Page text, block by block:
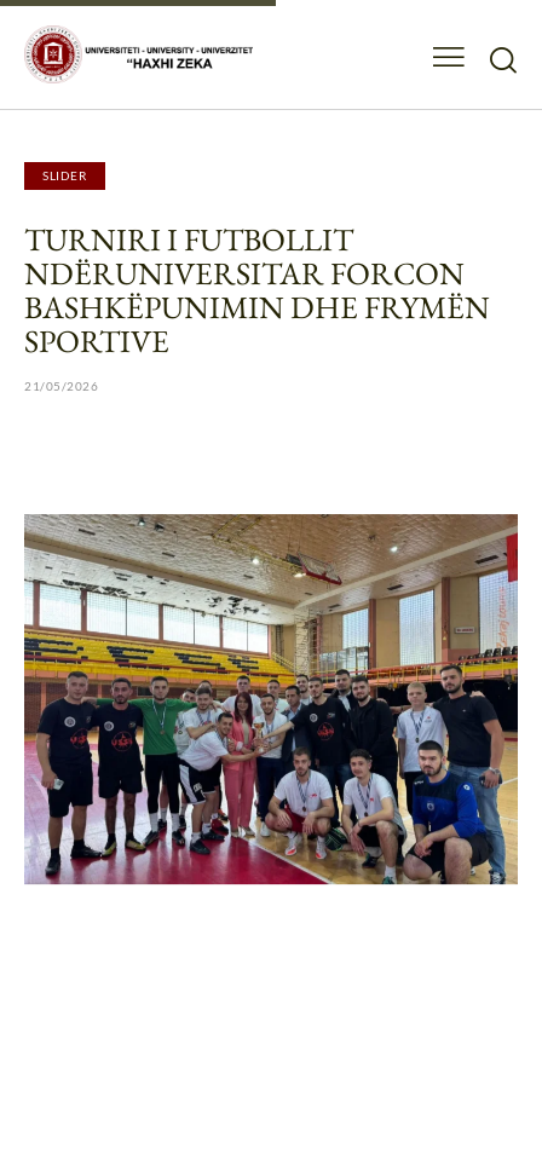
SLIDER
TURNIRI I FUTBOLLIT
NDËRUNIVERSITAR FORCON
BASHKËPUNIMIN DHE FRYMËN
SPORTIVE
21/05/2026